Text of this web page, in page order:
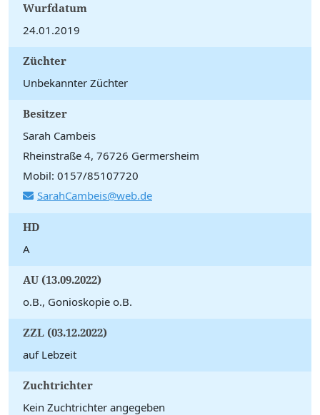
Wurfdatum
24.01.2019
Züchter
Unbekannter Züchter
Besitzer
Sarah Cambeis
Rheinstraße 4, 76726 Germersheim
Mobil: 0157/85107720
SarahCambeis@web.de
HD
A
AU (13.09.2022)
o.B., Gonioskopie o.B.
ZZL (03.12.2022)
auf Lebzeit
Zuchtrichter
Kein Zuchtrichter angegeben